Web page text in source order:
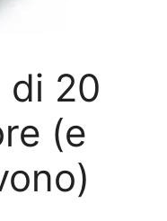
di 20
(e